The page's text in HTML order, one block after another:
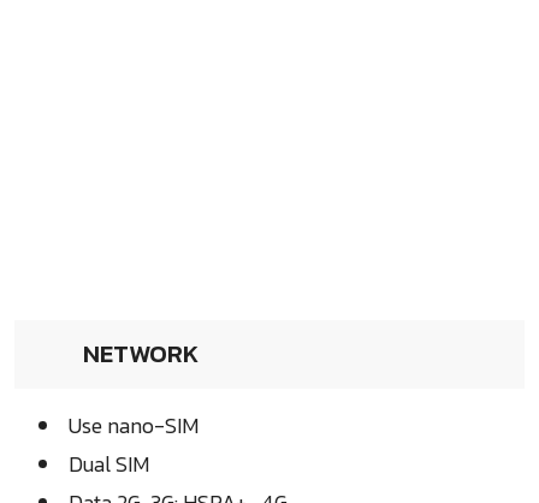
NETWORK
Use nano-SIM
Dual SIM